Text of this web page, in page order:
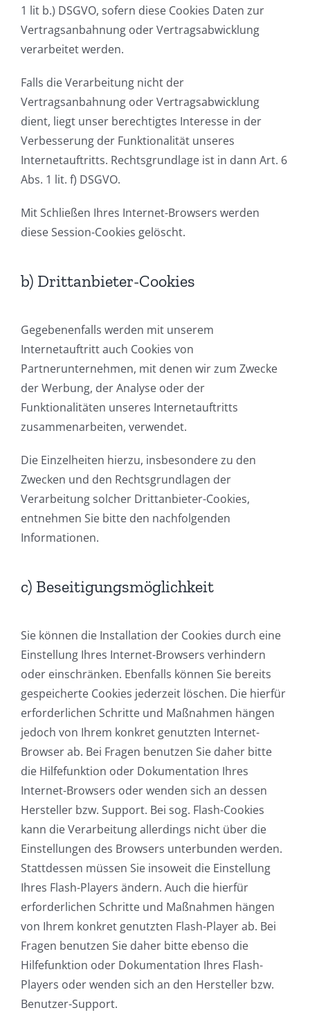
1 lit b.) DSGVO, sofern diese Cookies Daten zur
Vertragsanbahnung oder Vertragsabwicklung
verarbeitet werden.
Falls die Verarbeitung nicht der
Vertragsanbahnung oder Vertragsabwicklung
dient, liegt unser berechtigtes Interesse in der
Verbesserung der Funktionalität unseres
Internetauftritts. Rechtsgrundlage ist in dann Art. 6
Abs. 1 lit. f) DSGVO.
Mit Schließen Ihres Internet-Browsers werden
diese Session-Cookies gelöscht.
b) Drittanbieter-Cookies
Gegebenenfalls werden mit unserem
Internetauftritt auch Cookies von
Partnerunternehmen, mit denen wir zum Zwecke
der Werbung, der Analyse oder der
Funktionalitäten unseres Internetauftritts
zusammenarbeiten, verwendet.
Die Einzelheiten hierzu, insbesondere zu den
Zwecken und den Rechtsgrundlagen der
Verarbeitung solcher Drittanbieter-Cookies,
entnehmen Sie bitte den nachfolgenden
Informationen.
c) Beseitigungsmöglichkeit
Sie können die Installation der Cookies durch eine
Einstellung Ihres Internet-Browsers verhindern
oder einschränken. Ebenfalls können Sie bereits
gespeicherte Cookies jederzeit löschen. Die hierfür
erforderlichen Schritte und Maßnahmen hängen
jedoch von Ihrem konkret genutzten Internet-
Browser ab. Bei Fragen benutzen Sie daher bitte
die Hilfefunktion oder Dokumentation Ihres
Internet-Browsers oder wenden sich an dessen
Hersteller bzw. Support. Bei sog. Flash-Cookies
kann die Verarbeitung allerdings nicht über die
Einstellungen des Browsers unterbunden werden.
Stattdessen müssen Sie insoweit die Einstellung
Ihres Flash-Players ändern. Auch die hierfür
erforderlichen Schritte und Maßnahmen hängen
von Ihrem konkret genutzten Flash-Player ab. Bei
Fragen benutzen Sie daher bitte ebenso die
Hilfefunktion oder Dokumentation Ihres Flash-
Players oder wenden sich an den Hersteller bzw.
Benutzer-Support.